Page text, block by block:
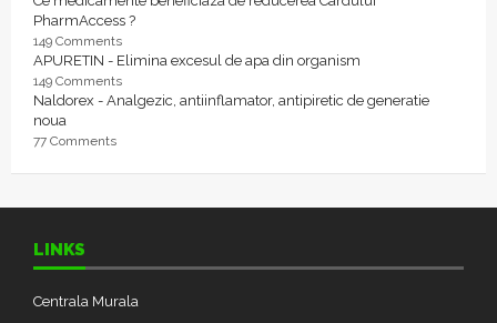
PharmAccess ?
149 Comments
APURETIN - Elimina excesul de apa din organism
149 Comments
Naldorex - Analgezic, antiinflamator, antipiretic de generatie
noua
77 Comments
LINKS
Centrala Murala